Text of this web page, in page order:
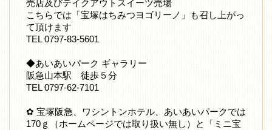
売店及びテイクアウトスイーツ売場
こちらでは「宝塚はちみつヨゴリーノ」も召し上がっ
て頂けます
TEL 0797-83-5601
◆あいあいパーク ギャラリー
阪急山本駅 徒歩５分
TEL 0797-62-7101
✿ 宝塚阪急、ワシントンホテル、あいあいパークでは
170ｇ（ホームページでは取り扱い無し）と「ミニ宝